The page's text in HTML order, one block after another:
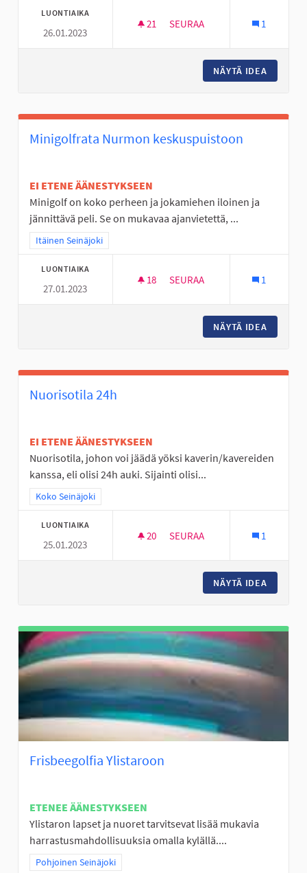
LUONTIAIKA
26.01.2023
21 21 SEURAAJAA
SEURAA 1
NÄYTÄ IDEA
Minigolfrata Nurmon keskuspuistoon
EI ETENE ÄÄNESTYKSEEN
Minigolf on koko perheen ja jokamiehen iloinen ja
jännittävä peli. Se on mukavaa ajanvietettä, ...
Rajaa tulokset teeman mukaan: Itäinen Seinäjoki
Itäinen Seinäjoki
LUONTIAIKA
27.01.2023
18 18 SEURAAJAA
SEURAA 1
NÄYTÄ IDEA
Nuorisotila 24h
EI ETENE ÄÄNESTYKSEEN
Nuorisotila, johon voi jäädä yöksi kaverin/kavereiden
kanssa, eli olisi 24h auki. Sijainti olisi...
Rajaa tulokset teeman mukaan: Koko Seinäjoki
Koko Seinäjoki
LUONTIAIKA
25.01.2023
20 20 SEURAAJAA
SEURAA 1
NÄYTÄ IDEA
Frisbeegolfia Ylistaroon
ETENEE ÄÄNESTYKSEEN
Ylistaron lapset ja nuoret tarvitsevat lisää mukavia
harrastusmahdollisuuksia omalla kylällä....
Rajaa tulokset teeman mukaan: Pohjoinen Seinäjoki
Pohjoinen Seinäjoki